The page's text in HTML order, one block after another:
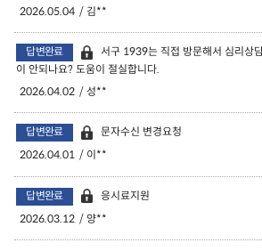
2026.05.04
김**
답변완료
서구 1939는 직접 방문해서 심리상
이 안되나요? 도움이 절실합니다.
2026.04.02
성**
답변완료
문자수신 변경요청
2026.04.01
이**
답변완료
응시료지원
2026.03.12
양**